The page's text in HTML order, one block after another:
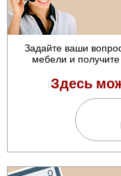
Задайте ваши
мебели и
Здесь